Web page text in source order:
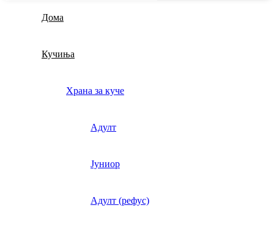
Дома
Кучиња
Храна за куче
Адулт
Јуниор
Адулт (рефус)